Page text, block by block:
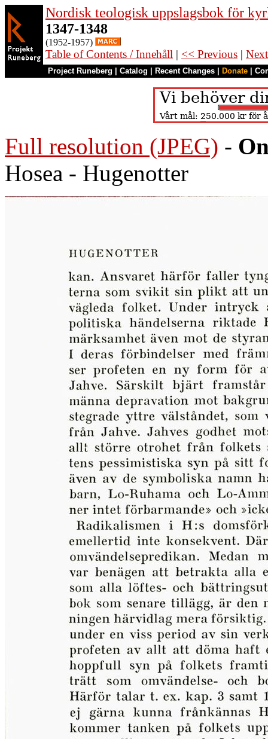
Nordisk teologisk uppslagsbok för
1347-1348
(1952-1957)
Table of Contents / Innehåll | << Previous |
Project Runeberg Catalog Recent Changes Donate
Full resolution (JPEG) -
Hosea - Hugenotter